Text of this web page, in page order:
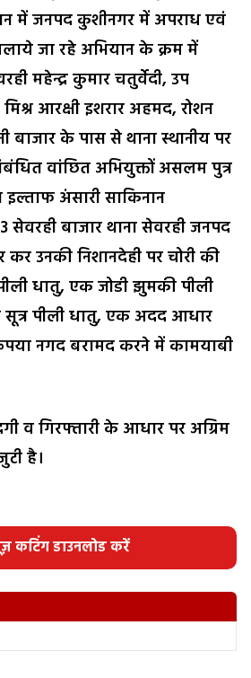
में जनपद कुशीनगर में अपराध एवं
जा रहे अभियान के क्रम में
महेन्द्र कुमार चतुर्वेदी, उप
आरक्षी इशरार अहमद, रोशन
बाजार के पास से थाना स्थानीय पर
वांछित अभियुक्तों असलम पुत्र
इल्ताफ अंसारी साकिनान
सेवरही बाजार थाना सेवरही जनपद
उनकी निशानदेही पर चोरी की
धातु, एक जोडी झुमकी पीली
पीली धातु, एक अदद आधार
नगद बरामद करने में कामयाबी
व गिरफ्तारी के आधार पर अग्रिम
है।
कटिंग डाउनलोड करें